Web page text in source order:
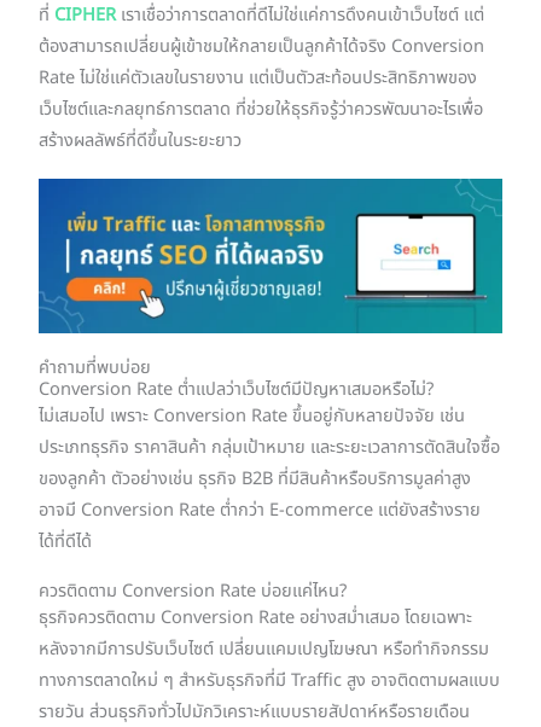
ที่ CIPHERเราเชื่อว่าการตลาดที่ดีไม่ใช่แค่การดึงคนเข้าเว็บไซต์ แต่
ต้องสามารถเปลี่ยนผู้เข้าชมให้กลายเป็นลูกค้าได้จริง Conversion
Rate ไม่ใช่แค่ตัวเลขในรายงาน แต่เป็นตัวสะท้อนประสิทธิภาพของ
เว็บไซต์และกลยุทธ์การตลาด ที่ช่วยให้ธุรกิจรู้ว่าควรพัฒนาอะไรเพื่อ
สร้างผลลัพธ์ที่ดีขึ้นในระยะยาว
คำถามที่พบบ่อย
Conversion Rate ต่ำแปลว่าเว็บไซต์มีปัญหาเสมอหรือไม่?
ไม่เสมอไป เพราะ Conversion Rate ขึ้นอยู่กับหลายปัจจัย เช่น
ประเภทธุรกิจ ราคาสินค้า กลุ่มเป้าหมาย และระยะเวลาการตัดสินใจซื้อ
ของลูกค้า ตัวอย่างเช่น ธุรกิจ B2B ที่มีสินค้าหรือบริการมูลค่าสูง
อาจมี Conversion Rate ต่ำกว่า E-commerce แต่ยังสร้างราย
ได้ที่ดีได้
ควรติดตาม Conversion Rate บ่อยแค่ไหน?
ธุรกิจควรติดตาม Conversion Rate อย่างสม่ำเสมอ โดยเฉพาะ
หลังจากมีการปรับเว็บไซต์ เปลี่ยนแคมเปญโฆษณา หรือทำกิจกรรม
ทางการตลาดใหม่ ๆ สำหรับธุรกิจที่มี Traffic สูง อาจติดตามผลแบบ
รายวัน ส่วนธุรกิจทั่วไปมักวิเคราะห์แบบรายสัปดาห์หรือรายเดือน